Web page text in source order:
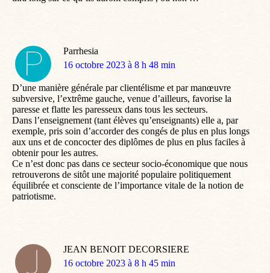
Parrhesia
dit
16 octobre 2023 à 8 h 48 min
D’une manière générale par clientélisme et par manœuvre
subversive, l’extrême gauche, venue d’ailleurs, favorise la
paresse et flatte les paresseux dans tous les secteurs.
Dans l’enseignement (tant élèves qu’enseignants) elle a, par
exemple, pris soin d’accorder des congés de plus en plus longs
aux uns et de concocter des diplômes de plus en plus faciles à
obtenir pour les autres.
Ce n’est donc pas dans ce secteur socio-économique que nous
retrouverons de sitôt une majorité populaire politiquement
équilibrée et consciente de l’importance vitale de la notion de
patriotisme.
JEAN BENOIT DECORSIERE
dit
16 octobre 2023 à 8 h 45 min